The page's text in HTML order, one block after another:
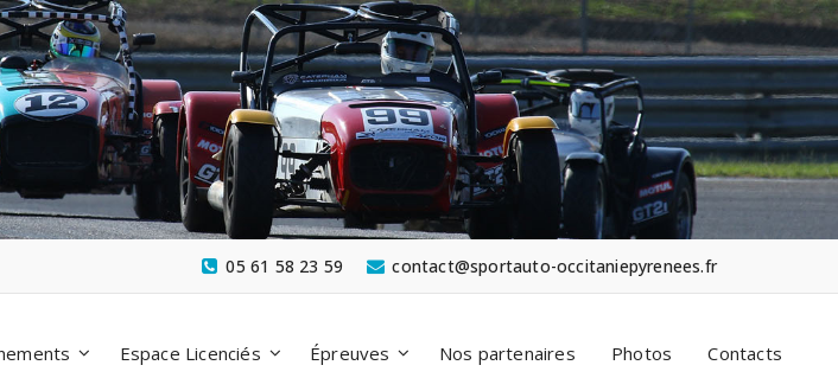
contact@sportauto-occitaniepyrenees.fr
05 61 58 23 59
Espace Licenciés Épreuves Nos partenaires Photos Contacts